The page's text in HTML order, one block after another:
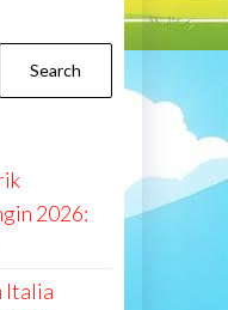
Search
2026:
Italia